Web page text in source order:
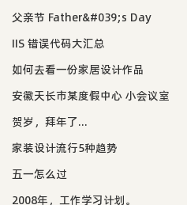
父亲节 Father&#039;s Day
IIS 错误代码大汇总
如何去看一份家居设计作品
安徽天长市某度假中心 小会议室
贺岁，拜年了...
家装设计流行5种趋势
五一怎么过
2008年，工作学习计划。